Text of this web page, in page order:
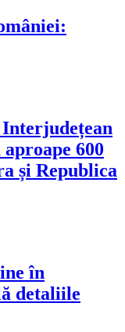
Interjudețean
600
și Republica
în
detaliile